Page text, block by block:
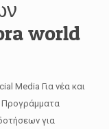
world
Για νέα και
Προγράμματα
για